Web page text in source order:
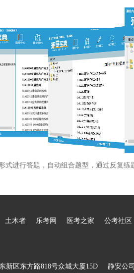
式进行答题，自动组合题型，通过反复
土木者 乐考网 医考之家 公考社区
新区东方路818号众城大厦15D 静安公